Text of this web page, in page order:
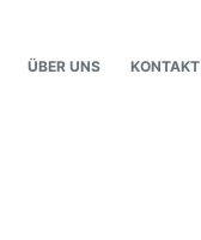
ÜBER UNS KONTAKT